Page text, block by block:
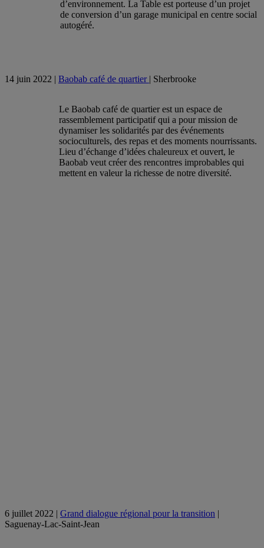
d’environnement. La Table est porteuse d’un projet
de conversion d’un garage municipal en centre social
autogéré.
14 juin 2022 | Baobab café de quartier | Sherbrooke
Le Baobab café de quartier est un espace de
rassemblement participatif qui a pour mission de
dynamiser les solidarités par des événements
socioculturels, des repas et des moments nourrissants.
Lieu d’échange d’idées chaleureux et ouvert, le
Baobab veut créer des rencontres improbables qui
mettent en valeur la richesse de notre diversité.
6 juillet 2022 | Grand dialogue régional pour la transition |
Saguenay-Lac-Saint-Jean